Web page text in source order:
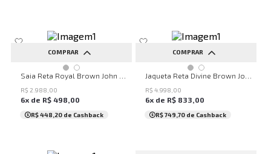
COMPRAR
36 38 40 42
R$ 2 988 00
6x de R$ 498 00
R$ 448,20 de Cashback
COMPRAR
P M G
R$ 4 998 00
6x de R$ 833 00
R$ 749,70 de Cashback